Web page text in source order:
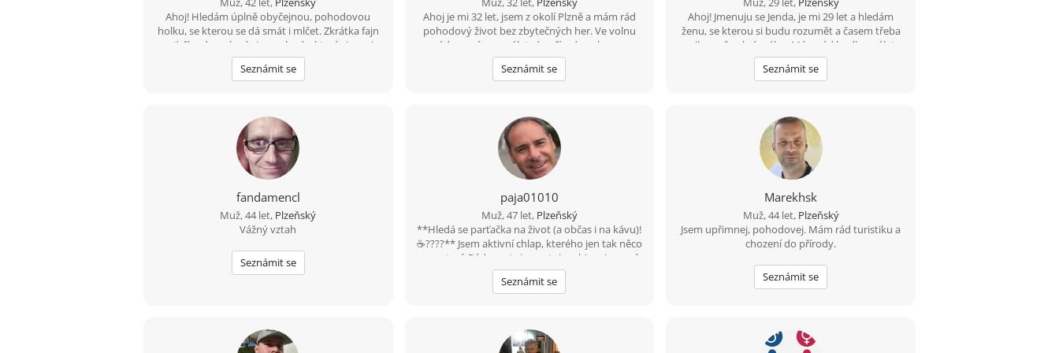
Ahoj! Hledám úplně obyčejnou, pohodovou
holku, se kterou se dá smát i mlčet. Zkrátka fajn
parťačku do pohody i nepohody, která si na nic
nehraje a ráda podnikne něco venku nebo jen
tak pokecá.
Seznámit se
Ahoj je mi 32 let, jsem z okolí Plzně a mám rád
pohodový život bez zbytečných her. Ve volnu
rád vyrazím na výlet, do přírody nebo na
procházku. Hledám sympatickou ženu, která ví,
co chce, a chtěla by časem hezký vztah.
Seznámit se
Ahoj! Jmenuju se Jenda, je mi 29 let a hledám
ženu, se kterou si budu rozumět a časem třeba
vznikne něco krásného. Mám rád hudbu, výlety,
upřímnost a smysl pro humor. Nehledám
dokonalost, ale někoho, kdo je sám sebou, umí
zážitky a věříš, že nejlepší vztahy začínají
obyčejnou zprávou, budu rád, když se ozveš.
Seznámit se
fandamencl
Muž, 44 let, Plzeňský
Vážný vztah
Seznámit se
paja01010
Muž, 47 let, Plzeňský
**Hledá se parťačka na život (a občas i na kávu)!
☕????** Jsem aktivní chlap, kterého jen tak něco
nezastaví. Rád sportuju, cestuju, objevuju nová
místa a zážitky. Jsem pro každou legraci, protože
život je přece mnohem lepší s úsměvem na
kvalitně zrelaxuju, že usnu. ???? Hledám fajn
ženu ve věku 40–47 let, která je taky trochu
Seznámit se
Marekhsk
Muž, 44 let, Plzeňský
Jsem upřimnej, pohodovej. Mám rád turistiku a
chození do přírody.
Seznámit se